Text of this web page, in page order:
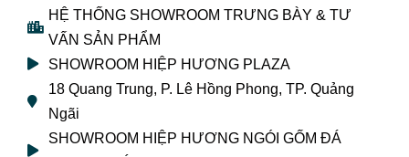
HỆ THỐNG SHOWROOM TRƯNG BÀY & TƯ
VẤN SẢN PHẨM
SHOWROOM HIỆP HƯƠNG PLAZA
18 Quang Trung, P. Lê Hồng Phong, TP. Quảng
Ngãi
SHOWROOM HIỆP HƯƠNG NGÓI GỐM ĐÁ